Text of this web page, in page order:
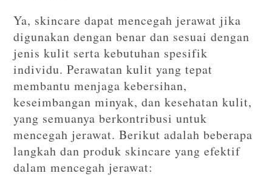
Ya, skincare dapat mencegah jerawat jika
digunakan dengan benar dan sesuai dengan
jenis kulit serta kebutuhan spesifik
individu. Perawatan kulit yang tepat
membantu menjaga kebersihan,
keseimbangan minyak, dan kesehatan kulit,
yang semuanya berkontribusi untuk
mencegah jerawat. Berikut adalah beberapa
langkah dan produk skincare yang efektif
dalam mencegah jerawat: